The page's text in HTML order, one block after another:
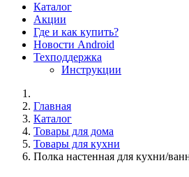
Каталог
Акции
Где и как купить?
Новости Android
Техподдержка
Инструкции
Главная
Каталог
Товары для дома
Товары для кухни
Полка настенная для кухни/